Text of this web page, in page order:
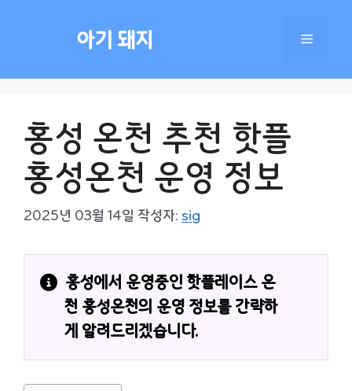
아기 돼지 메
홍성 온천 추천 핫플
홍성온천 운영 정보
2025년 03월 14일 작성자: sig
홍성에서 운영중인 핫플레이스 온
천 홍성온천의 운영 정보를 간략하
게 알려드리겠습니다.